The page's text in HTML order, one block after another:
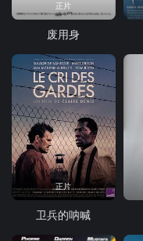
正片
废用身
正片
卫兵的呐喊